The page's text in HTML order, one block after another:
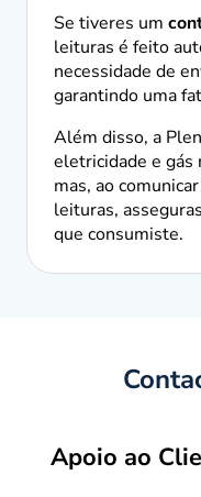
Se tiveres um
leituras é feito
necessidade de
garantindo uma
Além disso, a
eletricidade e gás
mas, ao
leituras,
que consumiste.
Apoio ao